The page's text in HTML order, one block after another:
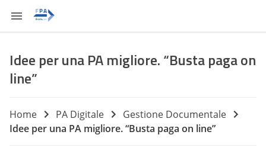
Idee per una PA migliore. “Busta paga on
line”
Home PA Digitale
Gestione Documentale
Idee per una PA migliore. “Busta paga on line”